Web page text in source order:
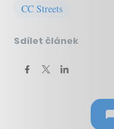
CC Streets
Sdílet článek